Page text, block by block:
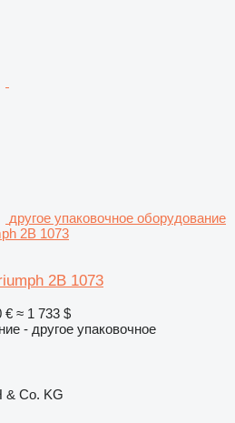
другое упаковочное оборудование
2B 1073
2B 1073
€ ≈ 1 733 $
- другое упаковочное
& Co. KG